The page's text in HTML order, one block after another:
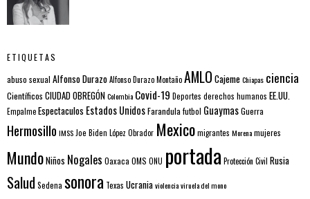
ETIQUETAS
abuso sexual Alfonso DurazoAlfonso Durazo MontañoAMLO CajemeChiapas ciencia
Científicos CIUDAD OBREGÓNColombia Covid-19 Deportes derechos humanos EE.UU.
EmpalmeEspectaculos Estados UnidosFarandula futbol GuaymasGuerra
Hermosillo IMSS Joe Biden López Obrador Mexicomigrantes Morenamujeres
MundoNiños Nogales Oaxaca OMS ONU portada Protección Civil Rusia
Salud Sedena sonora Texas Ucraniaviolenciaviruela del mono